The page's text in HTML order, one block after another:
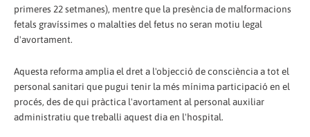
primeres 22 setmanes), mentre que la presència de malformacions
fetals gravíssimes o malalties del fetus no seran motiu legal
d'avortament.
Aquesta reforma amplia el dret a l'objecció de consciència a tot el
personal sanitari que pugui tenir la més mínima participació en el
procés, des de qui pràctica l'avortament al personal auxiliar
administratiu que treballi aquest dia en l'hospital.